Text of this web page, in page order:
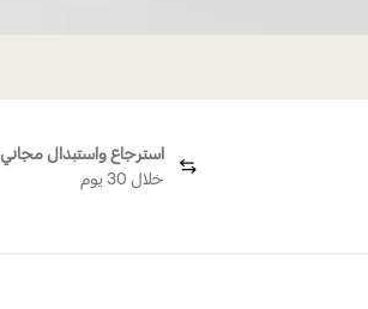
استرجاع واستبدال مجاني
خلال 30 يوم